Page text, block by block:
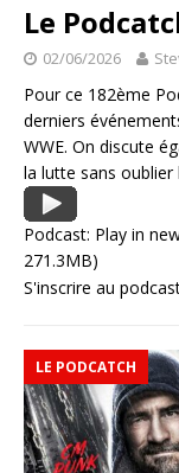
Le
02/06/2026
Pour ce 182ème
derniers
WWE. On discute
la lutte sans oublier
Podcast: Play in
271.3MB)
S'inscrire au
LE PODCATCH